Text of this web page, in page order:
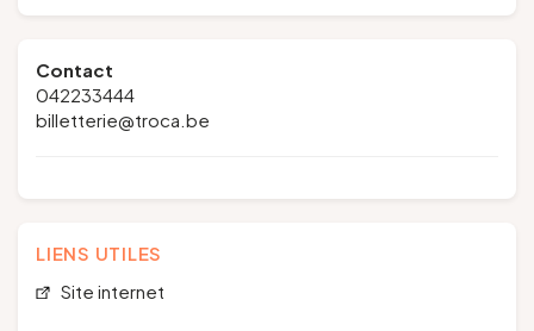
Contact
042233444
billetterie@troca.be
LIENS UTILES
Site internet